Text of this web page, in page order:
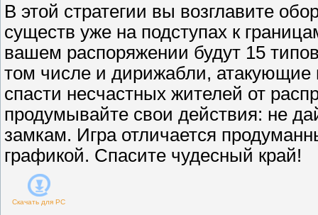
В этой стратегии вы возглавите
существ уже на подступах к
вашем распоряжении будут 15
том числе и дирижабли, атакующие
спасти несчастных жителей от
продумывайте свои действия: не
замкам. Игра отличается
графикой. Спасите чудесный край!
Скачать для PC